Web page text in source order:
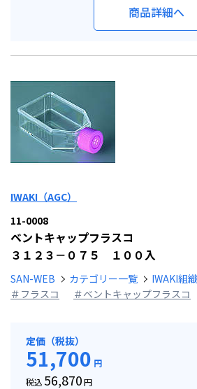
商品詳細へ
IWAKI（AGC）
11-0008
ベントキャップフラスコ
３１２３－０７５ １００入
SAN-WEB カテゴリー一覧
IWAKI組
＃フラスコ
＃ベントキャップフラスコ
定価（税抜）
51,700 円
税込 56,870円